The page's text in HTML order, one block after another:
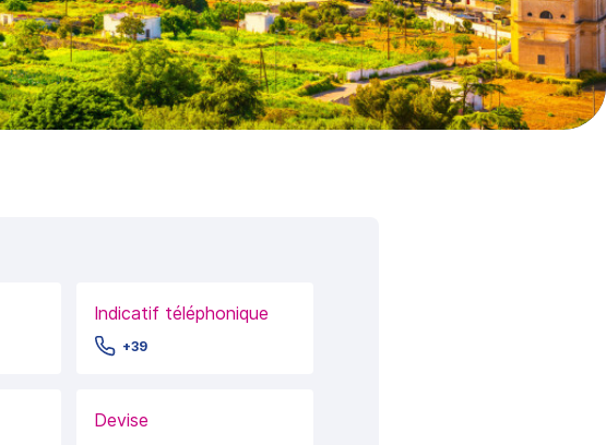
Indicatif téléphonique
+39
Devise